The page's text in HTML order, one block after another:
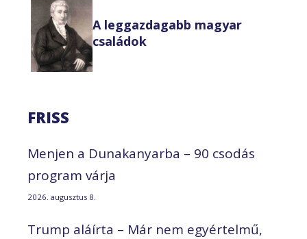
A leggazdagabb magyar
családok
FRISS
Menjen a Dunakanyarba – 90 csodás
program várja
2026. augusztus 8.
Trump aláírta – Már nem egyértelmű,